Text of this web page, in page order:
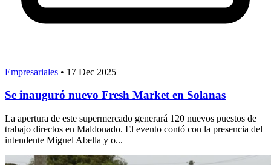
Empresariales • 17 Dec 2025
Se inauguró nuevo Fresh Market en Solanas
La apertura de este supermercado generará 120 nuevos puestos de
trabajo directos en Maldonado. El evento contó con la presencia del
intendente Miguel Abella y o...